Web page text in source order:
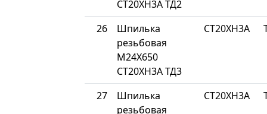
СТ20ХН3А ТД2
26
Шпилька
резьбовая
М24Х650
СТ20ХН3А ТД3
СТ20ХН3А
27
Шпилька
резьбовая
СТ20ХН3А